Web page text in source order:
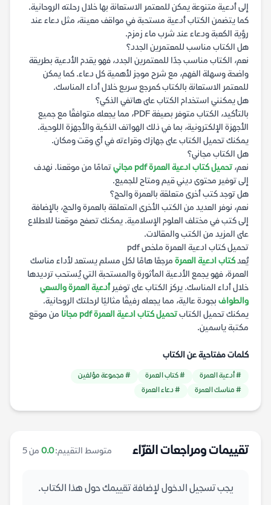
إلى أدعية متنوعة يمكن للمعتمر الاستعانة بها خلال رحلته الروحانية.
كما يتضمن الكتاب أدعية مستحبة في مواقف معينة، مثل دعاء عند
رؤية الكعبة ودعاء عند شرب ماء زمزم.
هل الكتاب مناسب للمعتمرين الجدد؟
نعم، الكتاب مناسب جدًا للمعتمرين الجدد، فهو يقدم الأدعية بطريقة
واضحة وسهلة الفهم، مع شرح موجز لأهمية كل دعاء. كما يمكن
للمعتمر الاستعانة بالكتاب كمرجع سريع خلال أداء المناسك.
هل يمكنني استخدام الكتاب على هاتفي الذكي؟
بالتأكيد، الكتاب متوفر بصيغة PDF، مما يجعله متوافقًا مع جميع
الأجهزة الإلكترونية، بما في ذلك الهواتف الذكية والأجهزة اللوحية.
يمكنك تحميل الكتاب على جهازك وقراءته في أي وقت ومكان.
هل الكتاب مجاني؟
نعم،تحميل كتاب ادعية العمرة pdf مجاني
تمامًا من موقعنا. نهدف
إلى توفير محتوى ديني قيم ومتاح للجميع.
هل توجد كتب أخرى متعلقة بالعمرة والحج؟
نعم، نوفر العديد من الكتب الأخرى المتعلقة بالعمرة والحج، بالإضافة
إلى كتب في مختلف العلوم الإسلامية. يمكنك تصفح موقعنا للاطلاع
على المزيد من الكتب والمقالات.
تحميل كتاب ادعية العمرة ملخص pdf
يُعدكتاب ادعية العمرة مرجعًا هامًا لكل مسلم يستعد لأداء مناسك
العمرة، فهو يجمع الأدعية المأثورة والمستحبة التي يُستحب ترديدها
خلال أداء المناسك. يركز الكتاب على توفيرأدعية العمرة والسعي
والطواف بجودة عالية، مما يجعله رفيقًا مثاليًا لرحلتك الروحانية.
يمكنك تحميل الكتابتحميل كتاب ادعية العمرة pdf مجانا
من موقع
مكتبة ياسمين.
كلمات مفتاحية عن الكتاب
# أدعية العمرة # كتاب العمرة
# مجموعة مؤلفين
# مناسك العمرة
# دعاء العمرة
تقييمات ومراجعات القرّاء متوسط التقييم:0.0 من 5
يجب تسجيل الدخول لإضافة تقييمك حول هذا الكتاب.